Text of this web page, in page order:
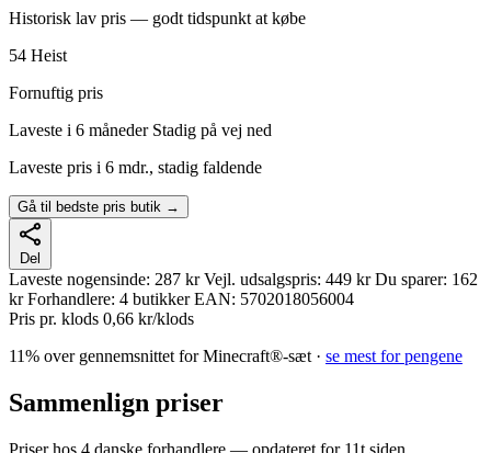
Historisk lav pris — godt tidspunkt at købe
54 Heist
Fornuftig pris
Laveste i 6 måneder Stadig på vej ned
Laveste pris i 6 mdr., stadig faldende
Gå til bedste pris butik →
Del
Laveste nogensinde: 287 kr Vejl. udsalgspris: 449 kr Du sparer: 162
kr Forhandlere: 4 butikker EAN: 5702018056004
Pris pr. klods 0,66 kr/klods
11% over gennemsnittet for Minecraft®-sæt · se mest for pengene
Sammenlign priser
Priser hos 4 danske forhandlere — opdateret for 11t siden